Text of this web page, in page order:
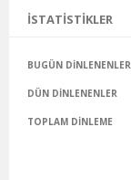
İSTATISTIKLER
BUGÜN DINLENENLER
DÜN DINLENENLER
TOPLAM DINLEME